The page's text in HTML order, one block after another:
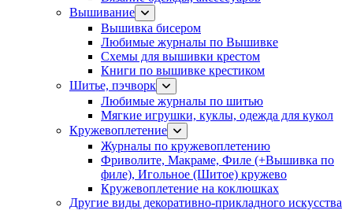
Вышивание
Вышивка бисером
Любимые журналы по Вышивке
Схемы для вышивки крестом
Книги по вышивке крестиком
Шитье, пэчворк
Любимые журналы по шитью
Мягкие игрушки, куклы, одежда для кукол
Кружевоплетение
Журналы по кружевоплетению
Фриволите, Макраме, Филе (+Вышивка по
филе), Игольное (Шитое) кружево
Кружевоплетение на коклюшках
Другие виды декоративно-прикладного искусства